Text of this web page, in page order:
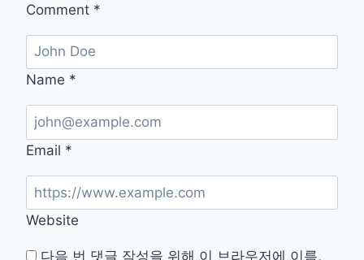
Comment *
Name *
Email *
Website
다음 번 댓글 작성을 위해 이 브라우저에 이름,